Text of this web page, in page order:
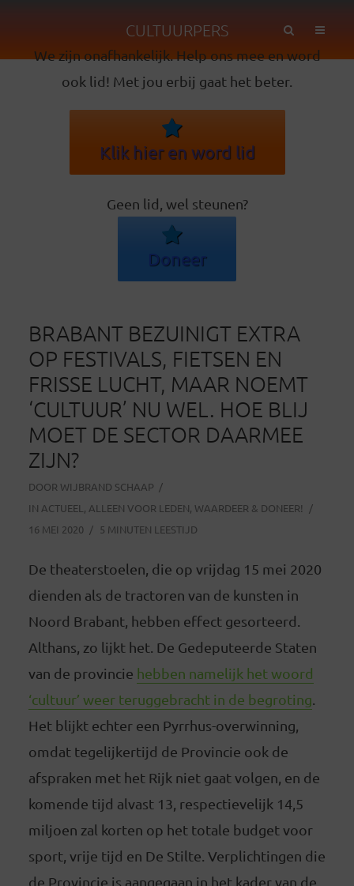
CULTUURPERS
We zijn onafhankelijk. Help ons mee en word
ook lid! Met jou erbij gaat het beter.
Klik hier en word lid
Geen lid, wel steunen?
Doneer
BRABANT BEZUINIGT EXTRA
OP FESTIVALS, FIETSEN EN
FRISSE LUCHT, MAAR NOEMT
‘CULTUUR’ NU WEL. HOE BLIJ
MOET DE SECTOR DAARMEE
ZIJN?
DOOR WIJBRAND SCHAAP
IN ACTUEEL , ALLEEN VOOR LEDEN, WAARDEER & DONEER!
16 MEI 2020
5 MINUTEN LEESTIJD
De theaterstoelen, die op vrijdag 15 mei 2020
dienden als de tractoren van de kunsten in
Noord Brabant, hebben effect gesorteerd.
Althans, zo lijkt het. De Gedeputeerde Staten
van de provincie hebben namelijk het woord
‘cultuur’ weer teruggebracht in de begroting
Het blijkt echter een Pyrrhus-overwinning,
omdat tegelijkertijd de Provincie ook de
afspraken met het Rijk niet gaat volgen, en de
komende tijd alvast 13, respectievelijk 14,5
miljoen zal korten op het totale budget voor
sport, vrije tijd en De Stilte. Verplichtingen die
de Provincie is aangegaan in het kader van de